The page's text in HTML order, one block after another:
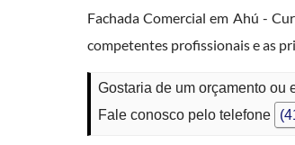
Fachada Comercial em Ahú -
competentes profissionais e as
Gostaria de um orçamento ou
Fale conosco pelo telefone